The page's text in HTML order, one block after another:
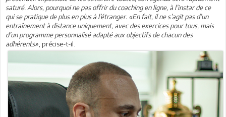
saturé. Alors, pourquoi ne pas offrir du coaching en ligne, à l’instar de ce
qui se pratique de plus en plus à l’étranger. «En fait, il ne s’agit pas d’un
entraînement à distance uniquement, avec des exercices pour tous, mais
d’un programme personnalisé adapté aux objectifs de chacun des
adhérents» , précise-t-il.